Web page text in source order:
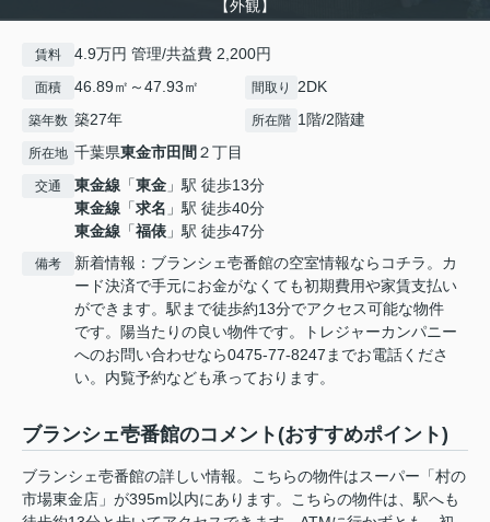
【外観】
賃料 4.9万円 管理/共益費 2,200円
面積 46.89㎡～47.93㎡ 間取り 2DK
築年数 築27年 所在階 1階/2階建
所在地 千葉県東金市田間 ２丁目
交通 東金線 「東金 」駅 徒歩13分
東金線 「求名 」駅 徒歩40分
東金線 「福俵 」駅 徒歩47分
備考
新着情報：ブランシェ壱番館の空室情報ならコチラ。カ
ード決済で手元にお金がなくても初期費用や家賃支払い
ができます。駅まで徒歩約13分でアクセス可能な物件
です。陽当たりの良い物件です。トレジャーカンパニー
へのお問い合わせなら0475-77-8247までお電話くださ
い。内覧予約なども承っております。
ブランシェ壱番館のコメント(おすすめポイント)
ブランシェ壱番館の詳しい情報。こちらの物件はスーパー「村の
市場東金店」が395m以内にあります。こちらの物件は、駅へも